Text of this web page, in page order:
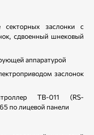
заслонки с
сдвоенный шнековый
аппаратурой
заслонок
ТВ-011 (RS-
по лицевой панели